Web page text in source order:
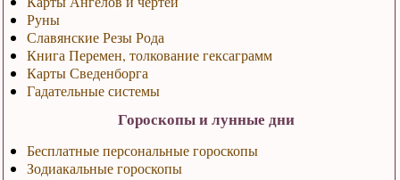
Руны
Славянские Резы Рода
Книга Перемен, толкование гексаграмм
Карты Сведенборга
Гадательные системы
Гороскопы и лунные дни
Бесплатные персональные гороскопы
Зодиакальные гороскопы